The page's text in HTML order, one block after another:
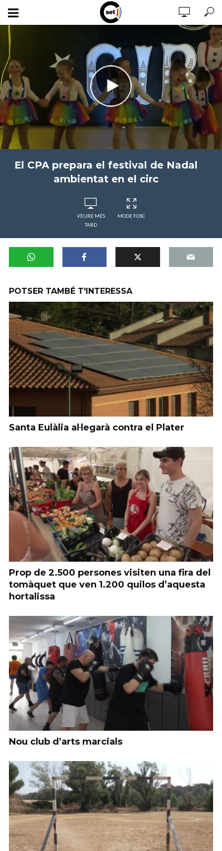
El CPA prepara el festival de Nadal
ambientat en el circ
VEURE MÉS
TARD
MODE FOSC
POTSER TAMBÉ T'INTERESSA
Santa Eulàlia al·legarà contra el Plater
Prop de 2.500 persones visiten una fira del
tomàquet que ven 1.200 quilos d’aquesta
hortalissa
Nou club d’arts marcials